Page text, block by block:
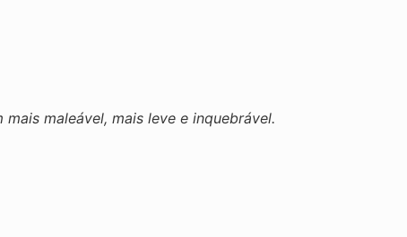
maleável, mais leve e inquebrável.